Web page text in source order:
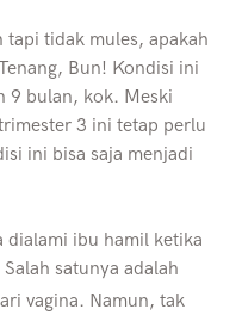
tidak mules, apakah
Bun! Kondisi ini
9 bulan, kok. Meski
3 ini tetap perlu
ini bisa saja menjadi
dialami ibu hamil ketika
satunya adalah
vagina. Namun, tak